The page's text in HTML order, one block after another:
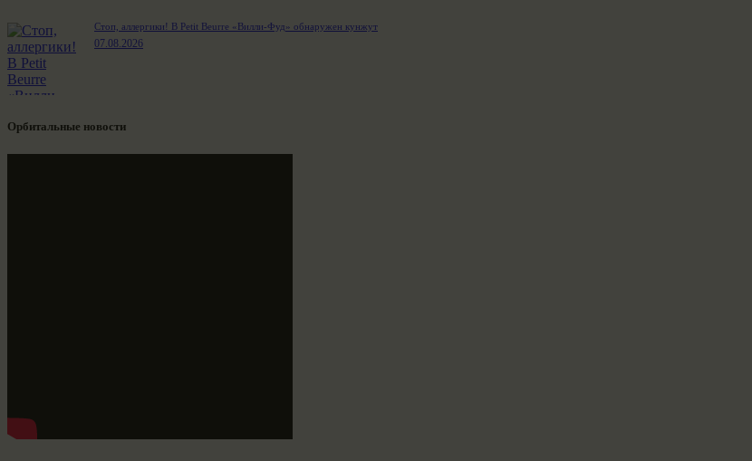
Стоп, аллергики! В Petit Beurre «Вилли-Фуд» обнаружен кунжут
07.08.2026
Орбитальные новости